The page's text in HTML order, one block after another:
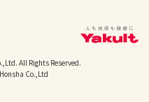
All Rights Reserved.
Co.,Ltd